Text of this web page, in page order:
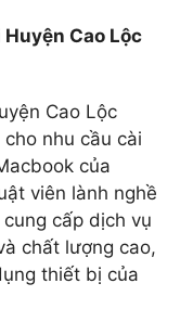
Cao Lộc
Cao Lộc
nhu cầu cài
của
viên lành nghề
cấp dịch vụ
chất lượng cao,
thiết bị của